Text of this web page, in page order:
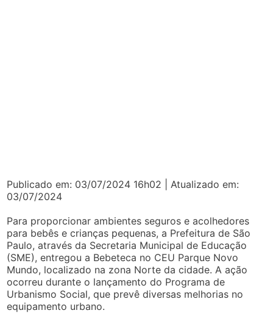
Publicado em: 03/07/2024 16h02 | Atualizado em:
03/07/2024
Para proporcionar ambientes seguros e acolhedores
para bebês e crianças pequenas, a Prefeitura de São
Paulo, através da Secretaria Municipal de Educação
(SME), entregou a Bebeteca no CEU Parque Novo
Mundo, localizado na zona Norte da cidade. A ação
ocorreu durante o lançamento do Programa de
Urbanismo Social, que prevê diversas melhorias no
equipamento urbano.